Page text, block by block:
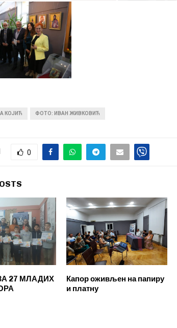
КОЈИЋ ФОТО: ИВАН ЖИВКОВИЋ
0
27 МЛАДИХ
Капор оживљен на папиру
и платну